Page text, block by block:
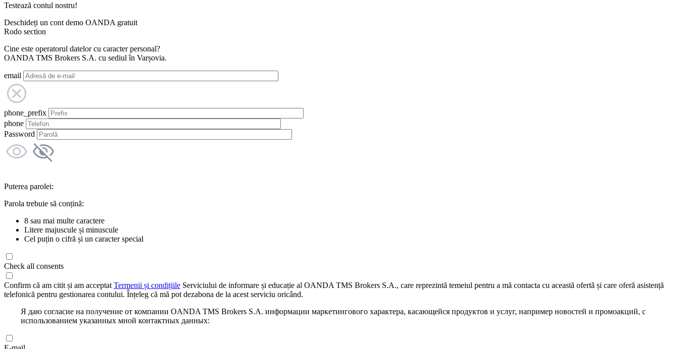
Testează contul nostru!
Deschideți un cont demo OANDA gratuit
Rodo section
Cine este operatorul datelor cu caracter personal?
OANDA TMS Brokers S.A. cu sediul în Varșovia.
email
phone_prefix
phone
Password
Puterea parolei:
Parola trebuie să conțină:
8 sau mai multe caractere
Litere majuscule și minuscule
Cel puțin o cifră și un caracter special
Check all consents
Confirm că am citit și am acceptat Termenii și condițiile Serviciului de informare și educație al OANDA TMS Brokers S.A., care reprezintă temeiul pentru a mă contacta cu această ofertă și care oferă asistență
telefonică pentru gestionarea contului. Înțeleg că mă pot dezabona de la acest serviciu oricând.
Я даю согласие на получение от компании OANDA TMS Brokers S.A. информации маркетингового характера, касающейся продуктов и услуг, например новостей и промоакций, с
использованием указанных мной контактных данных: